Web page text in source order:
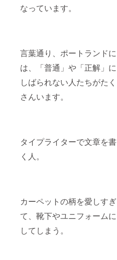
なっています。
言葉通り、ポートランドに
は、「普通」や「正解」に
しばられない人たちがたく
さんいます。
タイプライターで文章を書
く人。
カーペットの柄を愛しすぎ
て、靴下やユニフォームに
してしまう。